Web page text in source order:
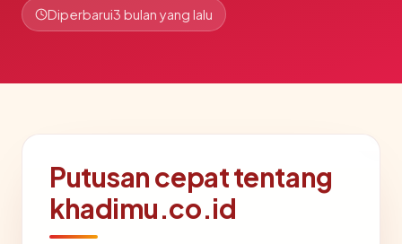
Diperbarui3 bulan yang lalu
Putusan cepat tentang
khadimu.co.id